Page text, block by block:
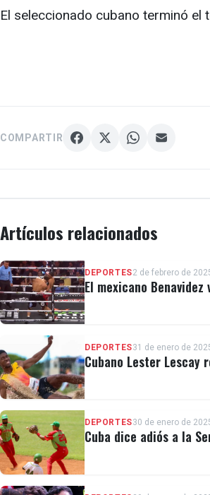
El seleccionado cubano terminó el
COMPARTIR
Artículos relacionados
DEPORTES2 de febrero de
El mexicano
DEPORTES31 de enero de
Cubano Lester Lescay
DEPORTES30 de enero de
Cuba dice adiós a la